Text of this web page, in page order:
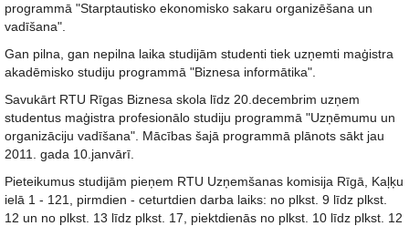
programmā "Starptautisko ekonomisko sakaru organizēšana un
vadīšana".
Gan pilna, gan nepilna laika studijām studenti tiek uzņemti maģistra
akadēmisko studiju programmā "Biznesa informātika".
Savukārt RTU Rīgas Biznesa skola līdz 20.decembrim uzņem
studentus maģistra profesionālo studiju programmā "Uzņēmumu un
organizāciju vadīšana". Mācības šajā programmā plānots sākt jau
2011. gada 10.janvārī.
Pieteikumus studijām pieņem RTU Uzņemšanas komisija Rīgā, Kaļķu
ielā 1 - 121, pirmdien - ceturtdien darba laiks: no plkst. 9 līdz plkst.
12 un no plkst. 13 līdz plkst. 17, piektdienās no plkst. 10 līdz plkst. 12